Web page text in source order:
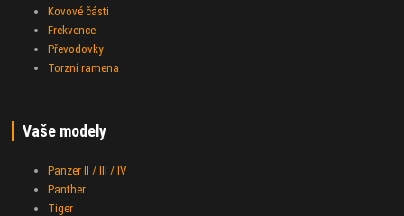
Kovové části
Frekvence
Převodovky
Torzní ramena
Vaše modely
Panzer II / III / IV
Panther
Tiger